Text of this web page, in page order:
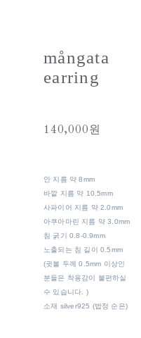
mångata
earring
140,000원
안 지름 약 8mm
바깥 지름 약 10.5mm
사파이어 지름 약 2.0mm
아쿠아마린 지름 약 3.0mm
침 굵기 0.8-0.9mm
노출되는 침 길이 0.5mm
(귓볼 두께 0.5mm 이상인
분들은 착용감이 불편하실
수 있습니다. )
소재 silver925 (법정 순은)